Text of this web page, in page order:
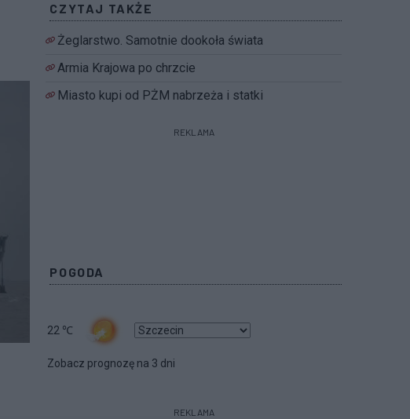
CZYTAJ TAKŻE
Żeglarstwo. Samotnie dookoła świata
Armia Krajowa po chrzcie
Miasto kupi od PŻM nabrzeża i statki
REKLAMA
POGODA
22 ℃
Zobacz prognozę na 3 dni
REKLAMA